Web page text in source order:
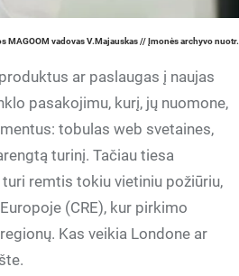
MAGOOM vadovas V.Majauskas // Įmonės archyvo nuotr.
ar paslaugas į naujas
pasakojimu, kurį, jų nuomone,
tobulas web svetaines,
turinį. Tačiau tiesa
remtis tokiu vietiniu požiūriu,
(CRE), kur pirkimo
Kas veikia Londone ar